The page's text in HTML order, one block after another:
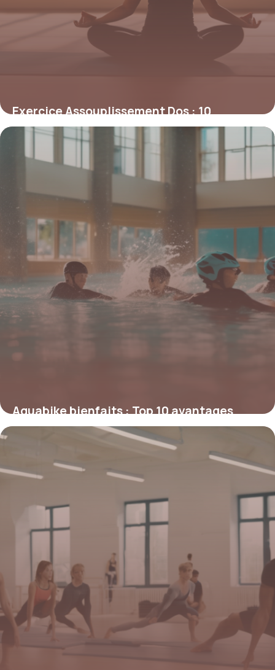
Exercice Assouplissement Dos : 10
Mouvements
Aquabike bienfaits : Top 10 avantages
santé